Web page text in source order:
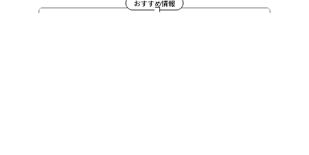
おすすめ情報